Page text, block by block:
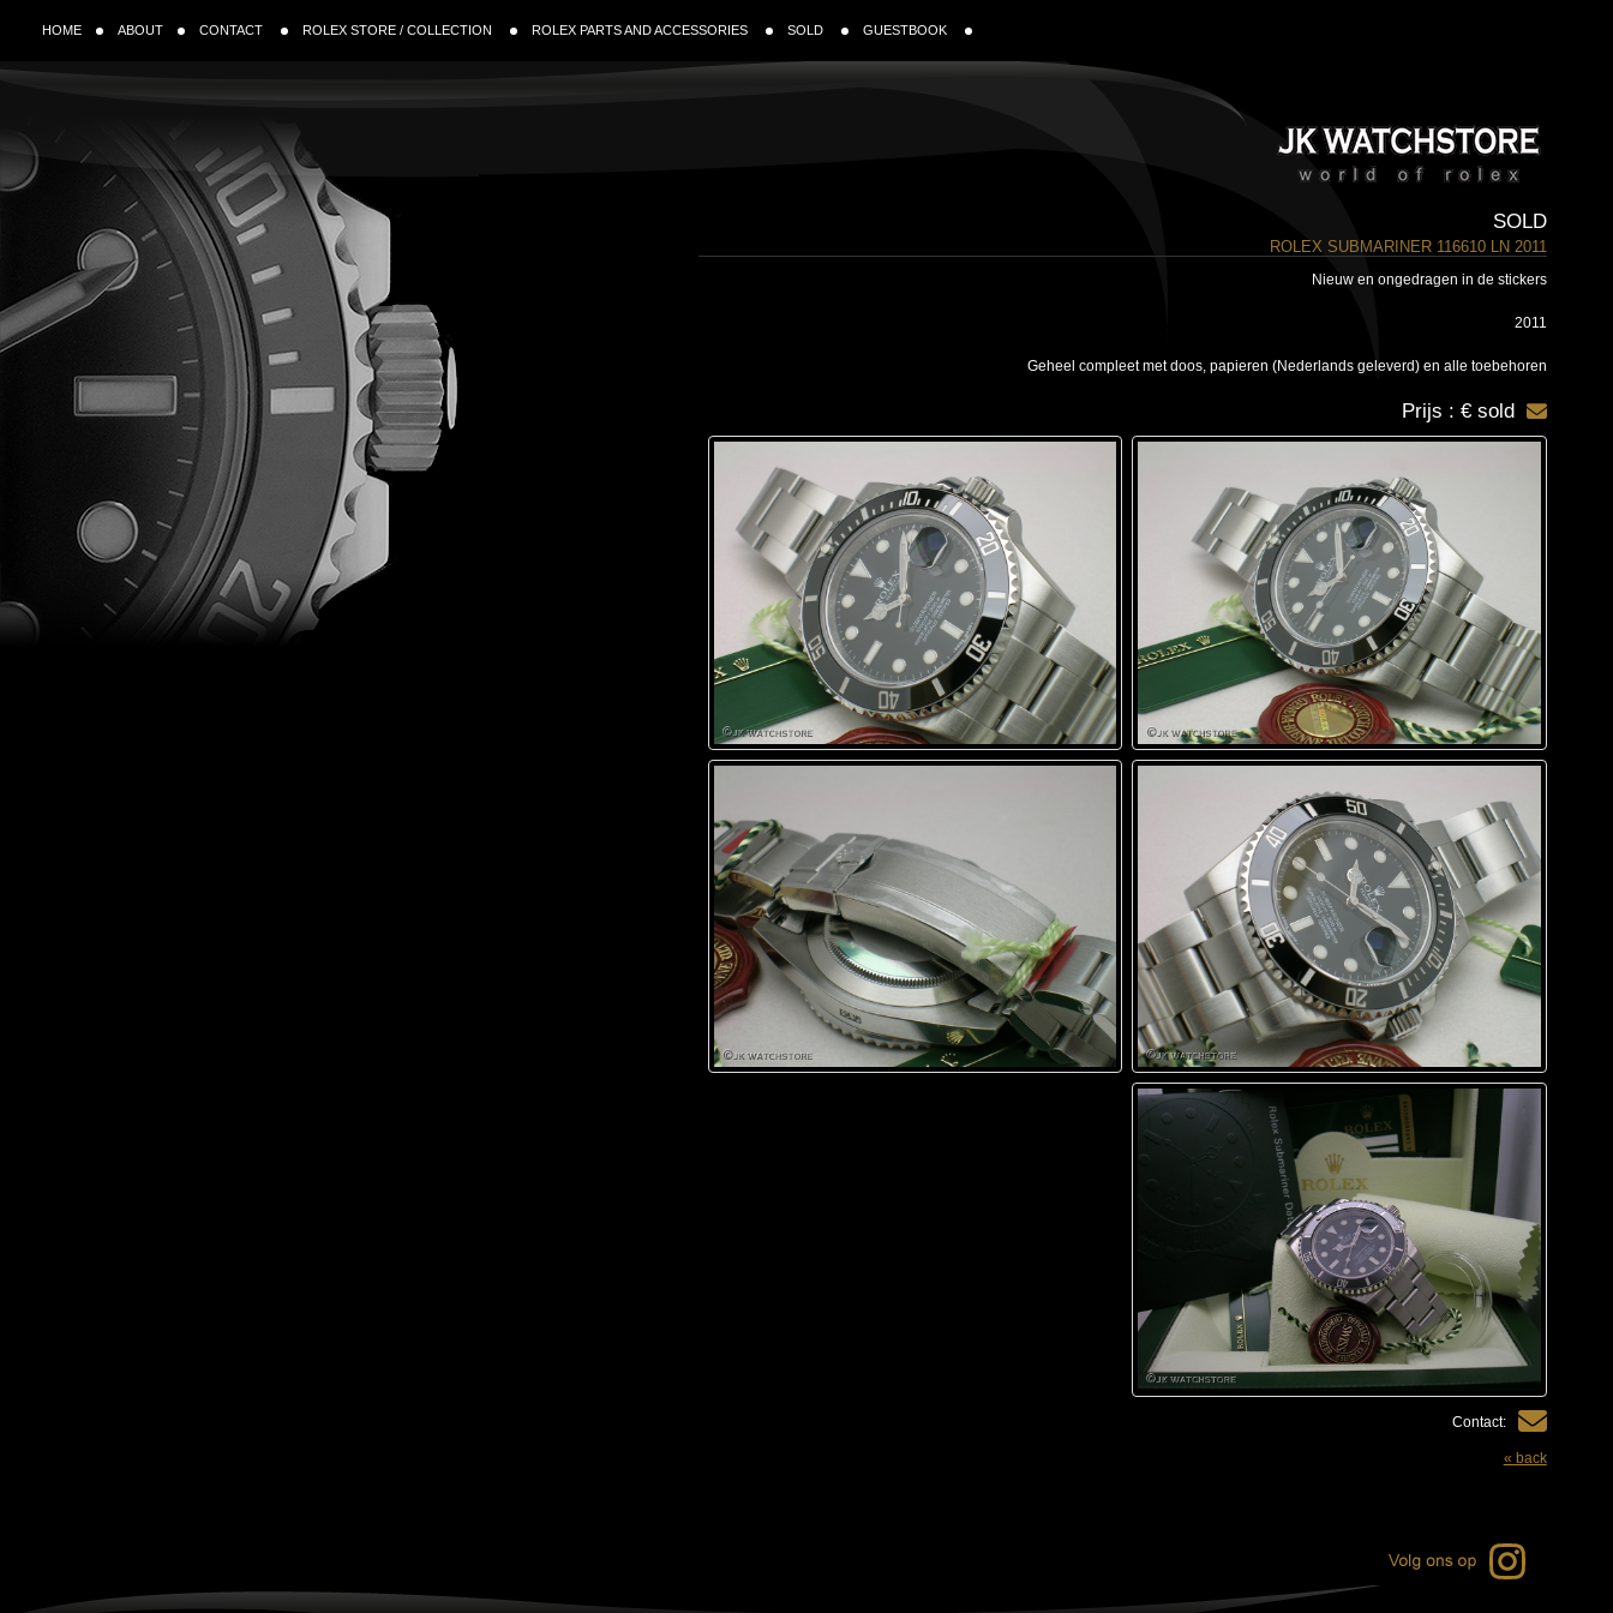
HOME ABOUT CONTACT ROLEX STORE / COLLECTION ROLEX PARTS AND ACCESSORIES SOLD GUESTBOOK
SOLD
ROLEX SUBMARINER 116610 LN 2011
Nieuw en ongedragen in de stickers
2011
Geheel compleet met doos, papieren (Nederlands geleverd) en alle toebehoren
Prijs : € sold
Contact:
« back